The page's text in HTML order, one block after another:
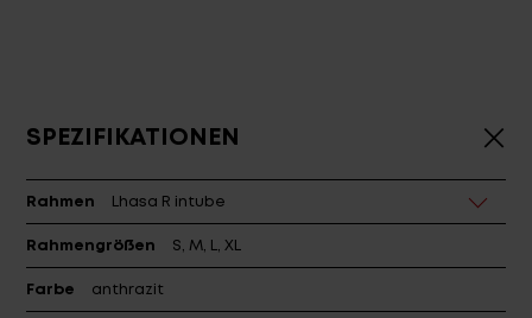
SPEZIFIKATIONEN
Rahmen Lhasa R intube
Rahmengrößen S, M, L, XL
Farbe anthrazit